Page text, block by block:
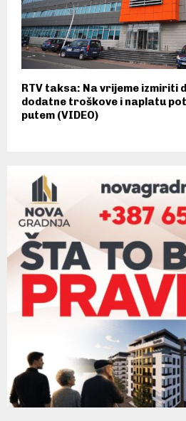
RTV taksa: Na vrijeme izmiriti
dodatne troškove i naplatu
putem (VIDEO)